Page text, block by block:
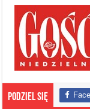
Podziel się